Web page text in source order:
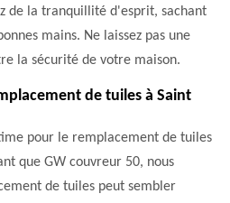
de la tranquillité d'esprit, sachant
mains. Ne laissez pas une
la sécurité de votre maison.
de tuiles à Saint
pour le remplacement de tuiles
que GW couvreur 50, nous
de tuiles peut sembler